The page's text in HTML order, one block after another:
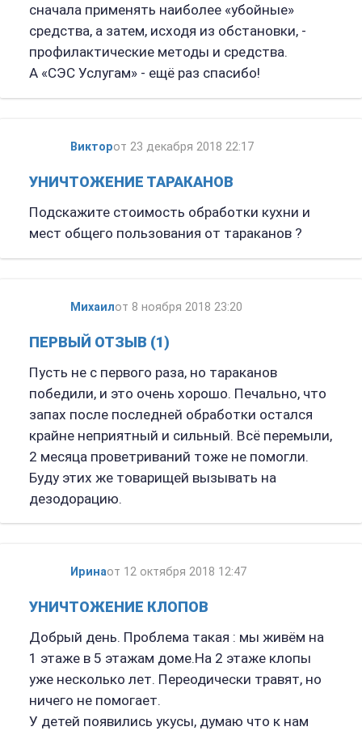
сначала применять наиболее «убойные»
средства, а затем, исходя из обстановки, -
профилактические методы и средства.
А «СЭС Услугам» - ещё раз спасибо!
Викторот 23 декабря 2018 22:17
УНИЧТОЖЕНИЕ ТАРАКАНОВ
Подскажите стоимость обработки кухни и
мест общего пользования от тараканов ?
Михаилот 8 ноября 2018 23:20
ПЕРВЫЙ ОТЗЫВ (1)
Пусть не с первого раза, но тараканов
победили, и это очень хорошо. Печально, что
запах после последней обработки остался
крайне неприятный и сильный. Всё перемыли,
2 месяца проветриваний тоже не помогли.
Буду этих же товарищей вызывать на
дезодорацию.
Иринаот 12 октября 2018 12:47
УНИЧТОЖЕНИЕ КЛОПОВ
Добрый день. Проблема такая : мы живём на
1 этаже в 5 этажам доме.На 2 этаже клопы
уже несколько лет. Переодически травят, но
ничего не помогает.
У детей появились укусы, думаю что к нам